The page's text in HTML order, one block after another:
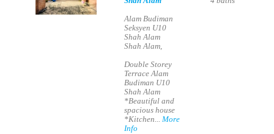
Alam Budiman
Seksyen U10
Shah Alam
Shah Alam,
Double Storey
Terrace Alam
Budiman U10
Shah Alam
*Beautiful and
spacious house
*Kitchen...More
Info